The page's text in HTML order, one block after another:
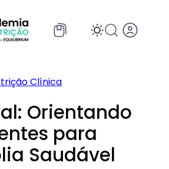
Clínica
Orientando
para
Saudável